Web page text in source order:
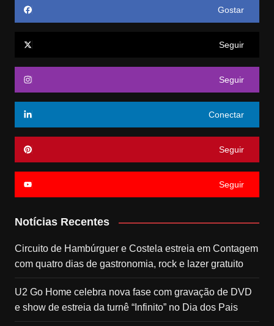
Gostar
Seguir
Seguir
Conectar
Seguir
Seguir
Notícias Recentes
Circuito de Hambúrguer e Costela estreia em Contagem
com quatro dias de gastronomia, rock e lazer gratuito
U2 Go Home celebra nova fase com gravação de DVD
e show de estreia da turnê “Infinito” no Dia dos Pais